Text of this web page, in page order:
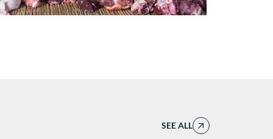
SEE ALL